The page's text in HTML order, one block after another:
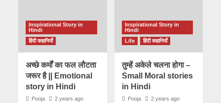
Inspirational Story in
Hindi
हिंदी कहानियाँ
अच्छे कर्मों का फल लौटता
जरूर है || Emotional
story in Hindi
Pooja 2 years ago
Inspirational Story in
Hindi
Life
हिंदी कहानियाँ
तुम्हें अकेले चलना होगा –
Small Moral stories
in Hindi
Pooja 2 years ago